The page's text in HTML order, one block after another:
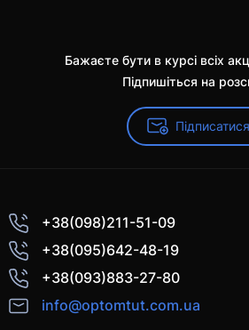
Бажаєте бути в курсі всіх
Підпишіться на
Підписатися
+38(098)211-51-09
+38(095)642-48-19
+38(093)883-27-80
info@optomtut.com.ua